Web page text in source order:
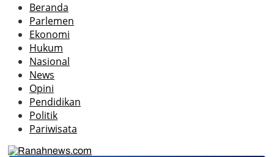
Beranda
Parlemen
Ekonomi
Hukum
Nasional
News
Opini
Pendidikan
Politik
Pariwisata